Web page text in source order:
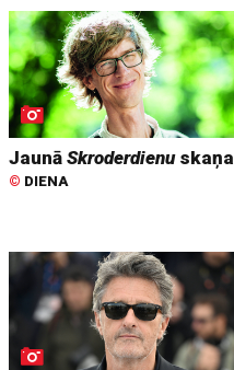
JaunāSkroderdienuskaņa
© DIENA